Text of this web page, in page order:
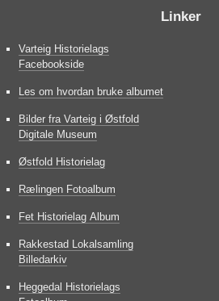
Linker
Varteig Historielags
Facebookside
Les om hvordan bruke albumet
Bilder fra Varteig i Østfold
Digitale Museum
Østfold Historielag
Rælingen Fotoalbum
Fet Historielag Album
Rakkestad Lokalsamling
Billedarkiv
Heggedal Historielags